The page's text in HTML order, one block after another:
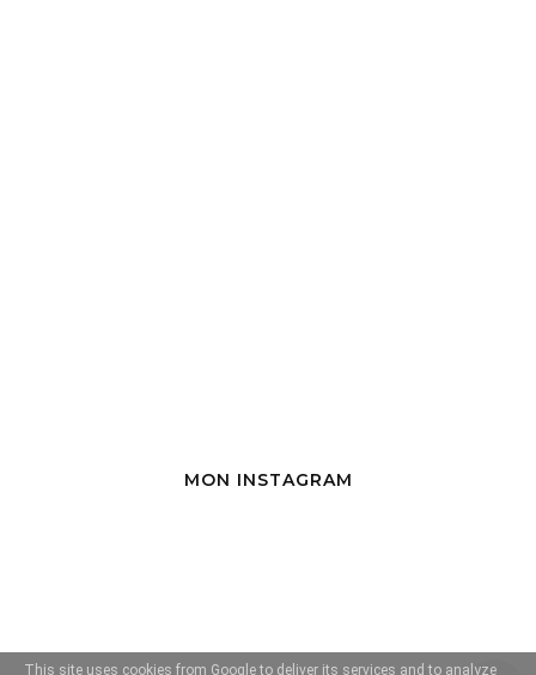
MON INSTAGRAM
This site uses cookies from Google to deliver its services and to analyze